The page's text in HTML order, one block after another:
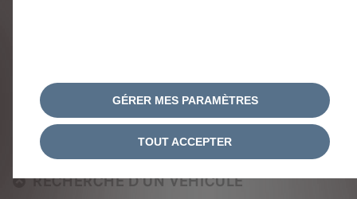
CONDITIONS GÉNÉRALES DE VENTE
RECHERCHE D'UN VÉHICULE
GÉRER MES PARAMÈTRES
TOUT ACCEPTER